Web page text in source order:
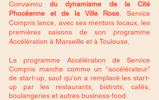
Convaincu du dynamisme de la Cité
Phocéenne et de la Ville Rose , Service
Compris lance, avec ses mentors locaux, les
premières saisons de son programme
Accélération à Marseille et à Toulouse.
Le programme Accélération de Service
Compris marche comme un “accélérateur”
de start-up, sauf qu’on a remplacé les start-
up par les restaurants, bistrots, cafés,
boulangeries et autres business-food.